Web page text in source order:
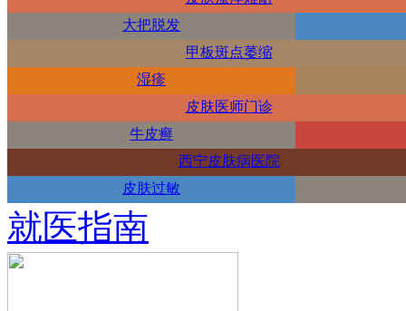
大把脱发
甲板斑点萎缩
湿疹
皮肤医师门诊
牛皮癣
西宁皮肤病医院
皮肤过敏
就医指南